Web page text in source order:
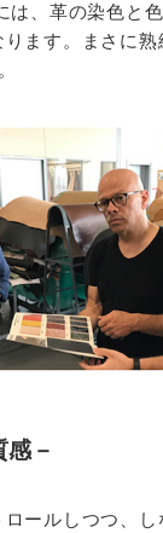
は、革の染色と
ます。まさに熟
感－
ールしつつ、